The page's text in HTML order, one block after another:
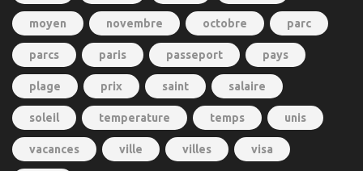
moyen novembre octobre parc
parcs paris passeport pays
plage prix saint salaire
soleil temperature temps unis
vacances ville villes visa